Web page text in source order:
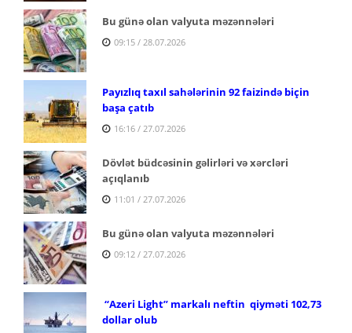
Bu günə olan valyuta məzənnələri
09:15 / 28.07.2026
Payızlıq taxıl sahələrinin 92 faizində biçin
başa çatıb
16:16 / 27.07.2026
Dövlət büdcəsinin gəlirləri və xərcləri
açıqlanıb
11:01 / 27.07.2026
Bu günə olan valyuta məzənnələri
09:12 / 27.07.2026
“Azeri Light” markalı neftin qiyməti 102,73
dollar olub